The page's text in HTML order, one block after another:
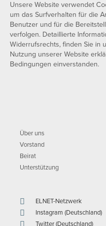
Unsere Website verwendet
um das Surfverhalten für die
Benutzer und für die
verfolgen. Detaillierte
Widerrufsrechts, finden Sie in
Nutzung unserer Website
Bedingungen einverstanden.
Über uns
Vorstand
Beirat
Unterstützung
ELNET-Netzwerk
Instagram (Deutschland)
Twitter (Deutschland)